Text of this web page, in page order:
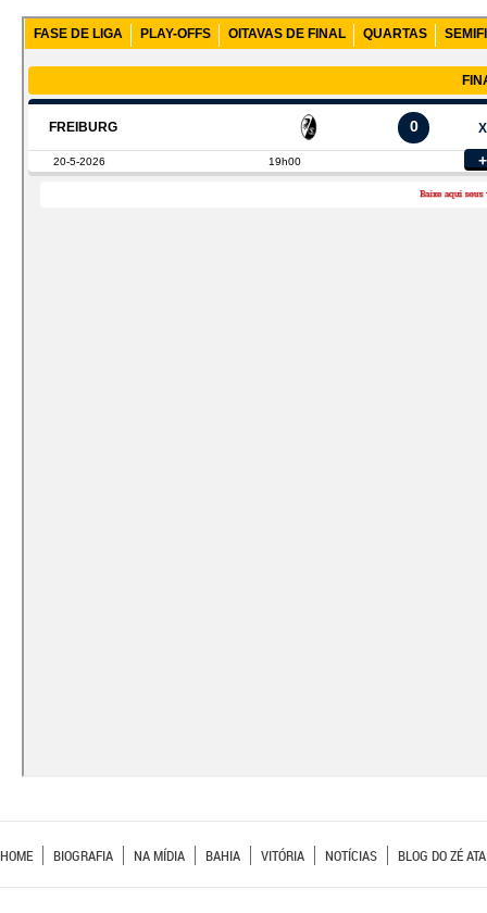
HOME BIOGRAFIA NA MÍDIA BAHIA VITÓRIA NOTÍCIAS BLOG DO ZÉ